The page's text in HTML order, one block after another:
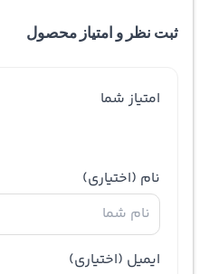
ثبت نظر و امتیاز محصول
امتیاز شما
نام (اختیاری)
ایمیل (اختیاری)